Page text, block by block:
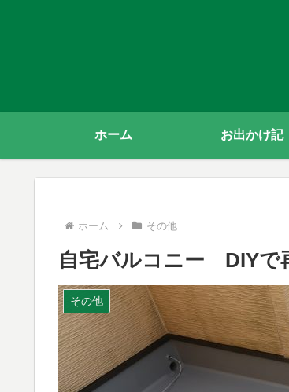
ホーム お出かけ記
ホーム その他
自宅バルコニー DIYで
その他